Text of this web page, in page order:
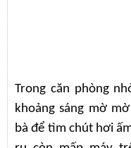
Trong căn phòng
khoảng sáng mờ
bà để tìm chút hơi